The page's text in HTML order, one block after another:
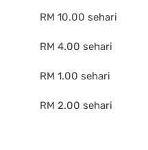
RM 10.00 sehari
RM 4.00 sehari
RM 1.00 sehari
RM 2.00 sehari